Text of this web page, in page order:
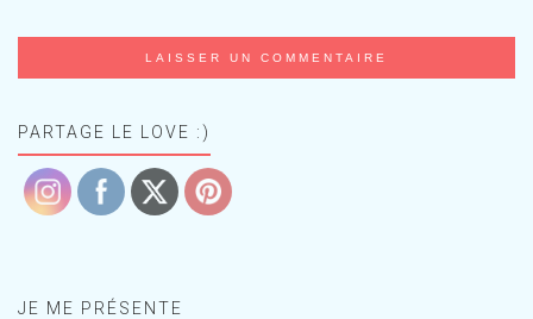
PARTAGE LE LOVE :)
JE ME PRÉSENTE